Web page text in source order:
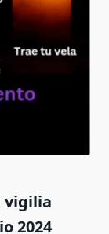
vigilia
2024